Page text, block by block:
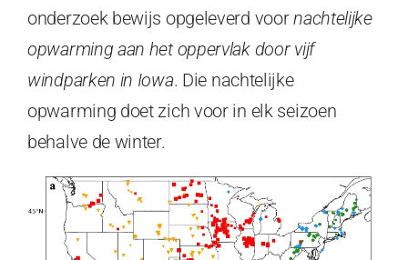
onderzoek bewijs opgeleverd voornachtelijke
opwarming aan het oppervlak door vijf
windparken in Iowa. Die nachtelijke
opwarming doet zich voor in elk seizoen
behalve de winter.